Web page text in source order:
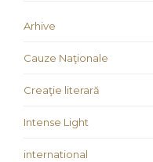
Arhive
Cauze Naţionale
Creaţie literară
Intense Light
international